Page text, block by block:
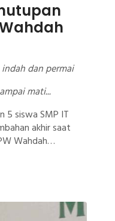
dan permai
mati...
5 siswa SMP IT
akhir saat
Wahdah
dua hari di
ruang yang